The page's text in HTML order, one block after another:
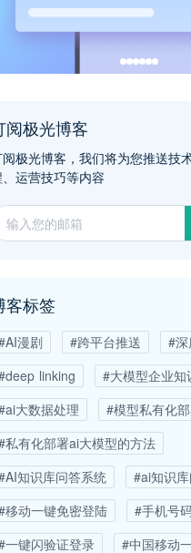
阅极光博客
极光博客，我们将为您推送技
运营技巧等内容
客标签
漫剧 #跨平台推送
#
linking
#大模型企业知
大数据处理
#模型私有化
私有化部署ai大模型的方法
知识库问答系统
#ai知识
移动一键免密登陆
#手机号
一键闪验证登录
#中国移动